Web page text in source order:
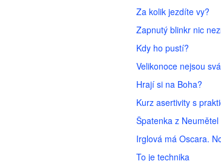
Za kolik jezdíte vy?
Zapnutý blinkr nic
Kdy ho pustí?
Velikonoce nejsou
Hrají si na Boha?
Kurz asertivity s
Špatenka z Neumětel
Irglová má Oscara.
To je technika